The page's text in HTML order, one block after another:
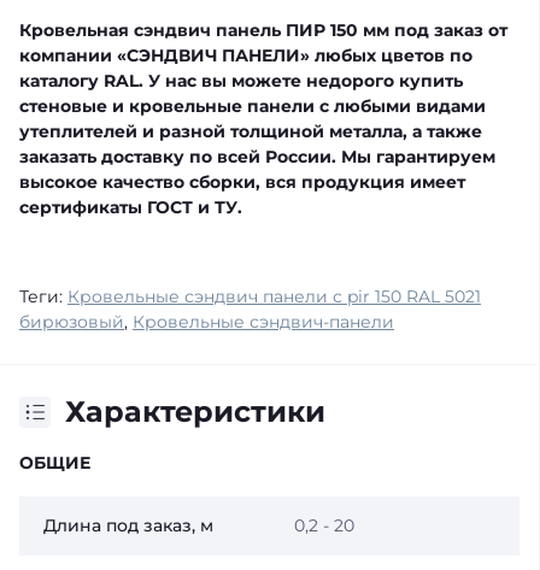
Кровельная сэндвич панель ПИР 150 мм под заказ от
компании «СЭНДВИЧ ПАНЕЛИ» любых цветов по
каталогу RAL. У нас вы можете недорого купить
стеновые и кровельные панели с любыми видами
утеплителей и разной толщиной металла, а также
заказать доставку по всей России. Мы гарантируем
высокое качество сборки, вся продукция имеет
сертификаты ГОСТ и ТУ.
Теги: Кровельные сэндвич панели с pir 150 RAL 5021
бирюзовый, Кровельные сэндвич-панели
Характеристики
ОБЩИЕ
Длина под заказ, м 0,2 - 20